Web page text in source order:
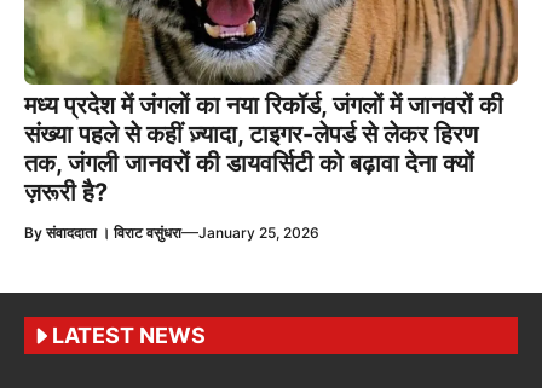
मध्य प्रदेश में जंगलों का नया रिकॉर्ड, जंगलों में जानवरों की
संख्या पहले से कहीं ज़्यादा, टाइगर-लेपर्ड से लेकर हिरण
तक, जंगली जानवरों की डायवर्सिटी को बढ़ावा देना क्यों
ज़रूरी है?
Byसंवाददाता । विराट वसुंधरा—January 25, 2026
LATEST NEWS